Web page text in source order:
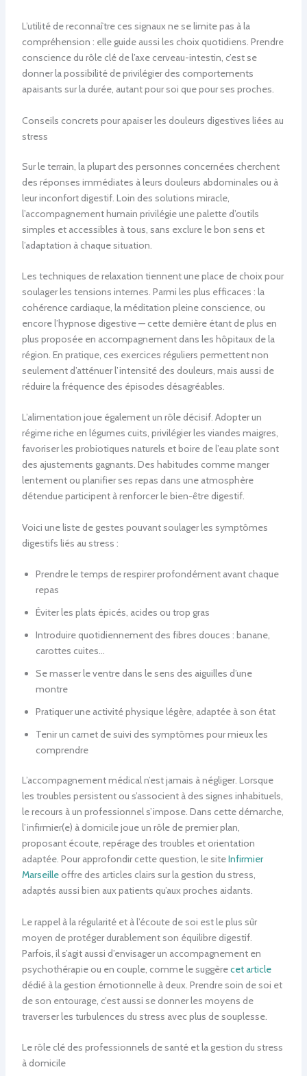
L’utilité de reconnaître ces signaux ne se limite pas à la
compréhension : elle guide aussi les choix quotidiens. Prendre
conscience du rôle clé de l’axe cerveau-intestin, c’est se
donner la possibilité de privilégier des comportements
apaisants sur la durée, autant pour soi que pour ses proches.
Conseils concrets pour apaiser les douleurs digestives liées au
stress
Sur le terrain, la plupart des personnes concernées cherchent
des réponses immédiates à leurs douleurs abdominales ou à
leur inconfort digestif. Loin des solutions miracle,
l’accompagnement humain privilégie une palette d’outils
simples et accessibles à tous, sans exclure le bon sens et
l’adaptation à chaque situation.
Les techniques de relaxation tiennent une place de choix pour
soulager les tensions internes. Parmi les plus efficaces : la
cohérence cardiaque, la méditation pleine conscience, ou
encore l’hypnose digestive — cette dernière étant de plus en
plus proposée en accompagnement dans les hôpitaux de la
région. En pratique, ces exercices réguliers permettent non
seulement d’atténuer l’intensité des douleurs, mais aussi de
réduire la fréquence des épisodes désagréables.
L’alimentation joue également un rôle décisif. Adopter un
régime riche en légumes cuits, privilégier les viandes maigres,
favoriser les probiotiques naturels et boire de l’eau plate sont
des ajustements gagnants. Des habitudes comme manger
lentement ou planifier ses repas dans une atmosphère
détendue participent à renforcer le bien-être digestif.
Voici une liste de gestes pouvant soulager les symptômes
digestifs liés au stress :
Prendre le temps de respirer profondément avant chaque
repas
Éviter les plats épicés, acides ou trop gras
Introduire quotidiennement des fibres douces : banane,
carottes cuites…
Se masser le ventre dans le sens des aiguilles d’une
montre
Pratiquer une activité physique légère, adaptée à son état
Tenir un carnet de suivi des symptômes pour mieux les
comprendre
L’accompagnement médical n’est jamais à négliger. Lorsque
les troubles persistent ou s’associent à des signes inhabituels,
le recours à un professionnel s’impose. Dans cette démarche,
l’infirmier(e) à domicile joue un rôle de premier plan,
proposant écoute, repérage des troubles et orientation
adaptée. Pour approfondir cette question, le siteInfirmier
Marseilleoffre des articles clairs sur la gestion du stress,
adaptés aussi bien aux patients qu’aux proches aidants.
Le rappel à la régularité et à l’écoute de soi est le plus sûr
moyen de protéger durablement son équilibre digestif.
Parfois, il s’agit aussi d’envisager un accompagnement en
psychothérapie ou en couple, comme le suggèrecet article
dédié à la gestion émotionnelle à deux. Prendre soin de soi et
de son entourage, c’est aussi se donner les moyens de
traverser les turbulences du stress avec plus de souplesse.
Le rôle clé des professionnels de santé et la gestion du stress
à domicile